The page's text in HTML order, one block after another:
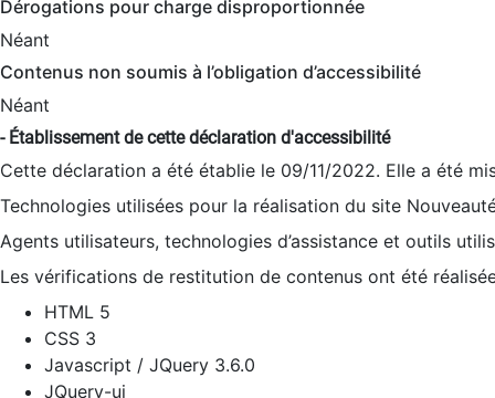
Dérogations pour charge disproportionnée
Néant
Contenus non soumis à l’obligation d’accessibilité
Néant
- Établissement de cette déclaration d'accessibilité
Cette déclaration a été établie le 09/11/2022. Elle a été
Technologies utilisées pour la réalisation du site
Agents utilisateurs, technologies d’assistance et outils
Les vérifications de restitution de contenus ont été
HTML 5
CSS 3
Javascript / JQuery 3.6.0
JQuery-ui